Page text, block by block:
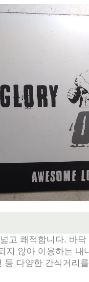
고 쾌적합니다. 바
지 않아 이용하는
등 다양한 간식거리